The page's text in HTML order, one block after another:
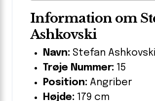
Information om
Ashkovski
Navn: Stefan Ashkovski
Trøje Nummer: 15
Position: Angriber
Højde: 179 cm